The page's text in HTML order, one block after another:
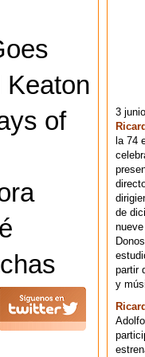
Keaton
of
3
la 74
de
partir
y